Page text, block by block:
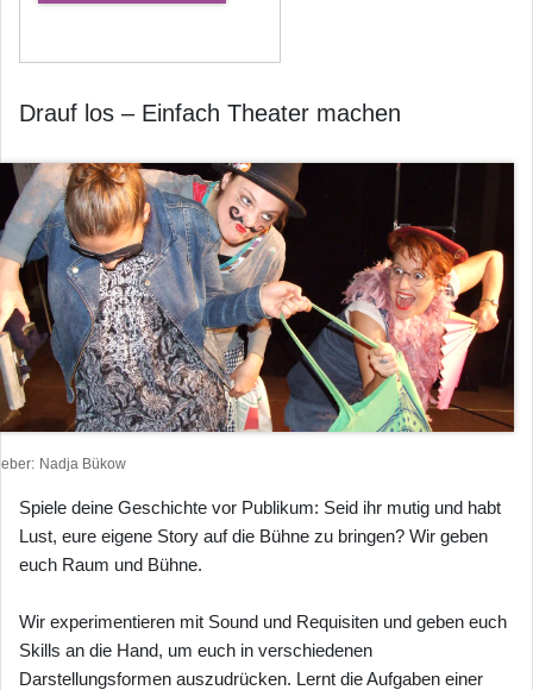
Drauf los – Einfach Theater machen
Nadja Bükow
Spiele deine Geschichte vor Publikum: Seid ihr mutig und habt
Lust, eure eigene Story auf die Bühne zu bringen? Wir geben
euch Raum und Bühne.
Wir experimentieren mit Sound und Requisiten und geben euch
Skills an die Hand, um euch in verschiedenen
Darstellungsformen auszudrücken. Lernt die Aufgaben einer